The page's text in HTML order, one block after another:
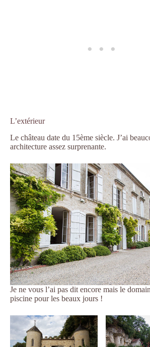
L’extérieur
Le château date du 15ème siècle. J’ai
architecture assez surprenante.
Je ne vous l’ai pas dit encore mais le
piscine pour les beaux jours !